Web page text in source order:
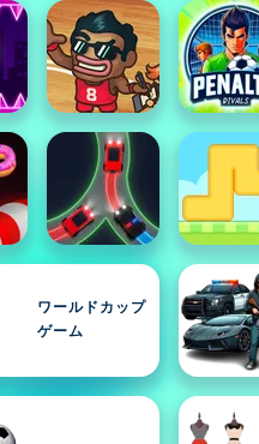
ワールドカップ
ゲーム